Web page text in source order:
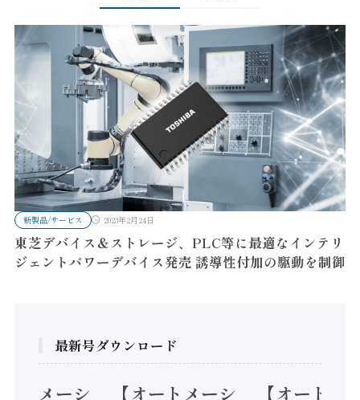
新製品/サービス 2023年2月24日
東芝デバイス＆ストレージ、PLC等に最適なインテリ
ジェントパワーデバイス発売 誘導性付加の駆動を制御
最新号ダウンロード
トメーシ
【オートメーシ
【オートメ